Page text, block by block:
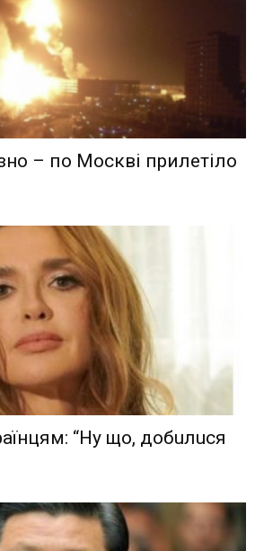
– по Москві прилетіло
“Ну що, дoбuлuся